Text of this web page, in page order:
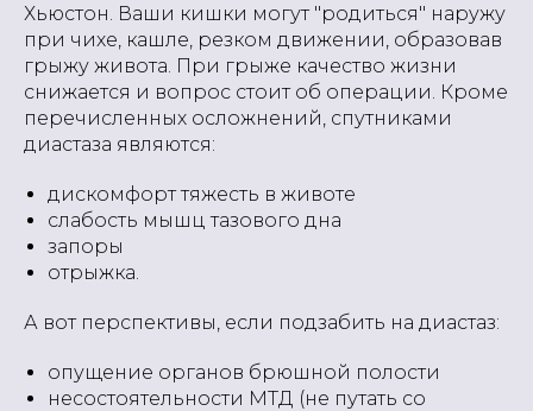
Хьюстон. Ваши кишки могут "родиться" наружу
при чихе, кашле, резком движении, образовав
грыжу живота. При грыже качество жизни
снижается и вопрос стоит об операции. Кроме
перечисленных осложнений, спутниками
диастаза являются:
дискомфорт тяжесть в животе
слабость мышц тазового дна
запоры
отрыжка.
А вот перспективы, если подзабить на диастаз:
опущение органов брюшной полости
несостоятельности МТД (не путать со